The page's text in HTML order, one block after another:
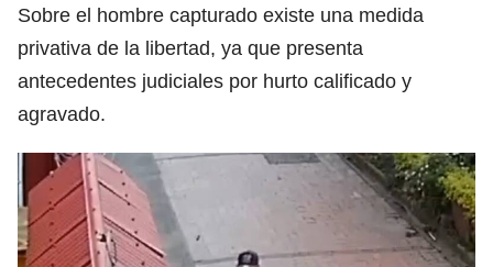
Sobre el hombre capturado existe una medida
privativa de la libertad, ya que presenta
antecedentes judiciales por hurto calificado y
agravado.